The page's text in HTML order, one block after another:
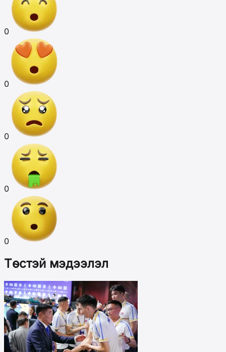
0
0
0
0
0
Төстэй мэдээлэл